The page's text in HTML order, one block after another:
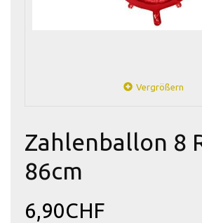
Vergrößern
Zahlenballon 8
86cm
6,90CHF